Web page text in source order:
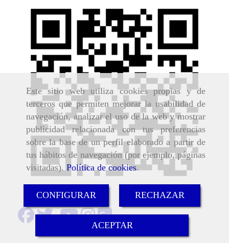
Este sitio web utiliza cookies propias y de
terceros que permiten mejorar la usabilidad de
navegación, analizar el uso de la web y mostrar
publicidad relacionada con tus preferencias
sobre la base de un perfil elaborado a partir de
tus hábitos de navegación (por ejemplo, páginas
visitadas). Política de cookies.
CONFIGURAR RECHAZAR
ACEPTAR